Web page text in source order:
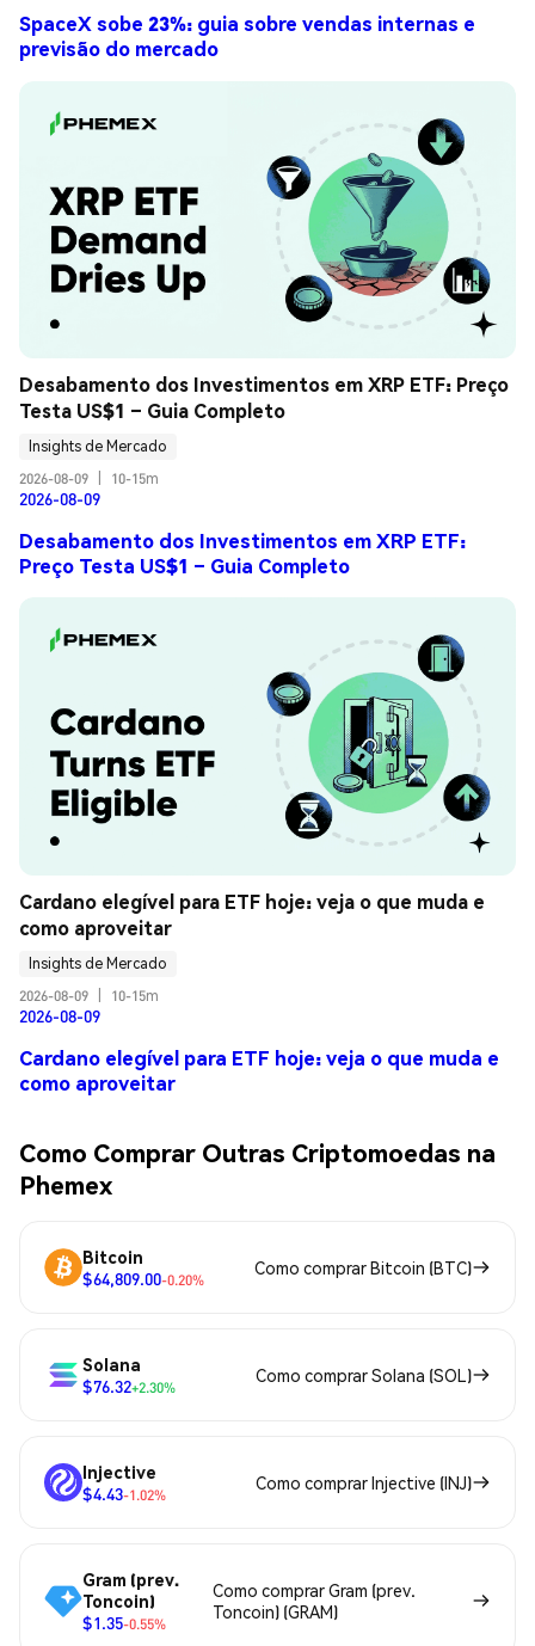
SpaceX sobe 23%: guia sobre vendas internas e
previsão do mercado
Desabamento dos Investimentos em XRP ETF: Preço
Testa US$1 – Guia Completo
Insights de Mercado
2026-08-09
10-15m
2026-08-09
Desabamento dos Investimentos em XRP ETF:
Preço Testa US$1 – Guia Completo
Cardano elegível para ETF hoje: veja o que muda e
como aproveitar
Insights de Mercado
2026-08-09
10-15m
2026-08-09
Cardano elegível para ETF hoje: veja o que muda e
como aproveitar
Como Comprar Outras Criptomoedas na
Phemex
Bitcoin
$64,809.00-0.20%
Como comprar Bitcoin (BTC)
Solana
$76.32+2.30%
Como comprar Solana (SOL)
Injective
$4.43-1.02%
Como comprar Injective (INJ)
Gram (prev.
Toncoin)
$1.35-0.55%
Como comprar Gram (prev.
Toncoin) (GRAM)